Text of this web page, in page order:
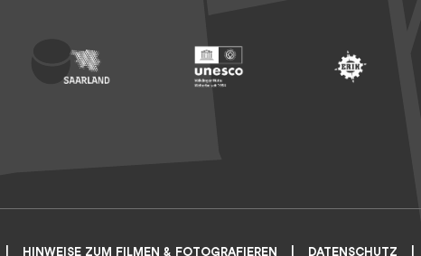
HINWEISE ZUM FILMEN & FOTOGRAFIEREN DATENSCHUTZ